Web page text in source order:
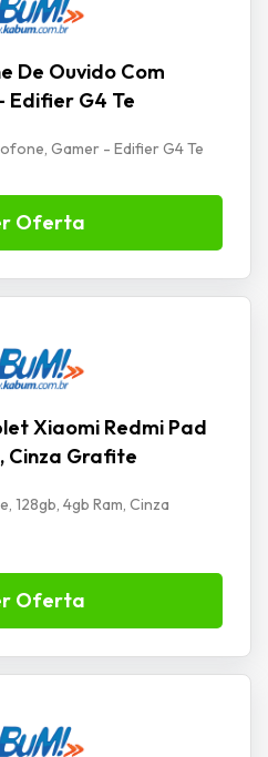
De Ouvido Com
Edifier G4 Te
Gamer - Edifier G4 Te
Oferta
Xiaomi Redmi Pad
Cinza Grafite
128gb, 4gb Ram, Cinza
Oferta